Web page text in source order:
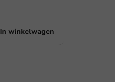
In winkelwagen